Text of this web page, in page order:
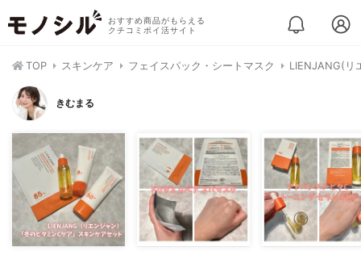
おすすめ商品がもらえる
クチコミポイ活サイト
TOP スキンケア フェイスパック・シートマスク LIENJANG(リ
きむまる